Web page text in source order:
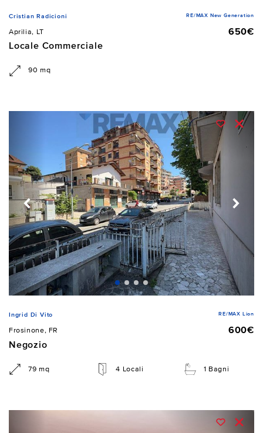
Cristian Radicioni RE/MAX New Generation
Aprilia, LT
650€
Locale Commerciale
90 mq
Ingrid Di Vito RE/MAX Lion
Frosinone, FR
600€
Negozio
79 mq 4 Locali 1 Bagni